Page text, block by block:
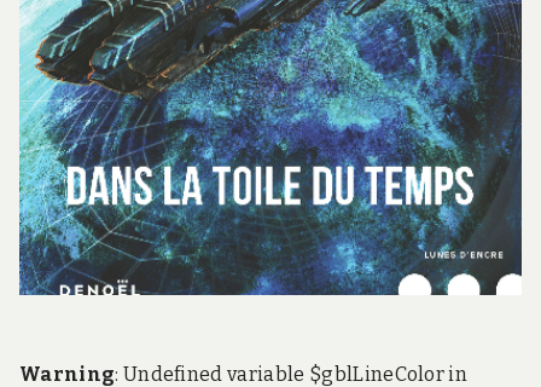
Warning: Undefined variable $gblLineColor in